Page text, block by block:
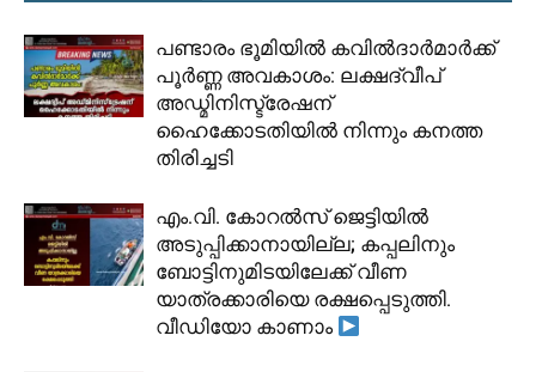
പണ്ടാരം ഭൂമിയിൽ കവിൽദാർമാർക്ക്
പൂർണ്ണ അവകാശം: ലക്ഷദ്വീപ്
അഡ്മിനിസ്ട്രേഷന്
ഹൈക്കോടതിയിൽ നിന്നും കനത്ത
തിരിച്ചടി
​എം.വി. കോറൽസ് ജെട്ടിയിൽ
അടുപ്പിക്കാനായില്ല; കപ്പലിനും
ബോട്ടിനുമിടയിലേക്ക് വീണ
യാത്രക്കാരിയെ രക്ഷപ്പെടുത്തി.
വീഡിയോ കാണാം